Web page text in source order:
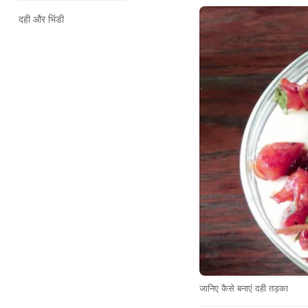
जानिए कैसे बनाएं दही तड़का
दही और भिंडी